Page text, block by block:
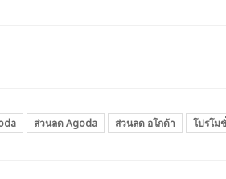
ส่วนลด Agoda ส่วนลด อโกด้า โปรโม